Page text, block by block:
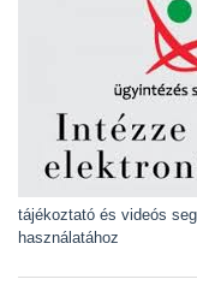
tájékoztató és videós
használatához